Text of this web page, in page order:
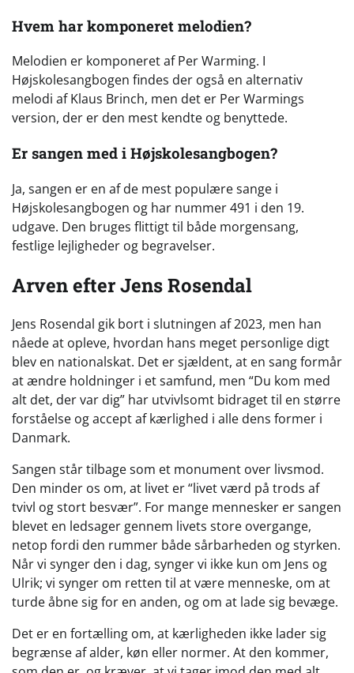
Hvem har komponeret melodien?
Melodien er komponeret af Per Warming. I
Højskolesangbogen findes der også en alternativ
melodi af Klaus Brinch, men det er Per Warmings
version, der er den mest kendte og benyttede.
Er sangen med i Højskolesangbogen?
Ja, sangen er en af de mest populære sange i
Højskolesangbogen og har nummer 491 i den 19.
udgave. Den bruges flittigt til både morgensang,
festlige lejligheder og begravelser.
Arven efter Jens Rosendal
Jens Rosendal gik bort i slutningen af 2023, men han
nåede at opleve, hvordan hans meget personlige digt
blev en nationalskat. Det er sjældent, at en sang formår
at ændre holdninger i et samfund, men “Du kom med
alt det, der var dig” har utvivlsomt bidraget til en større
forståelse og accept af kærlighed i alle dens former i
Danmark.
Sangen står tilbage som et monument over livsmod.
Den minder os om, at livet er “livet værd på trods af
tvivl og stort besvær”. For mange mennesker er sangen
blevet en ledsager gennem livets store overgange,
netop fordi den rummer både sårbarheden og styrken.
Når vi synger den i dag, synger vi ikke kun om Jens og
Ulrik; vi synger om retten til at være menneske, om at
turde åbne sig for en anden, og om at lade sig bevæge.
Det er en fortælling om, at kærligheden ikke lader sig
begrænse af alder, køn eller normer. At den kommer,